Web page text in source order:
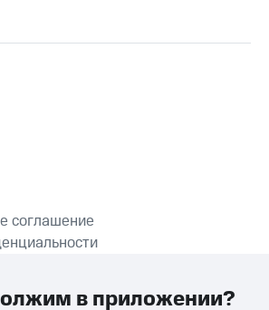
ПРИЛОЖЕНИЕ
соглашение